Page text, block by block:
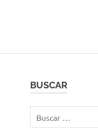
BUSCAR